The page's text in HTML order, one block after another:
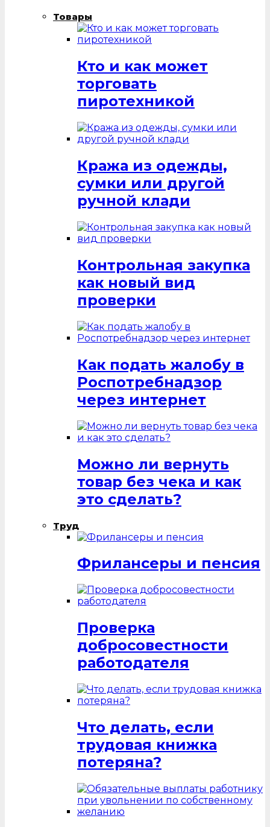
Товары
Кто и как может
торговать
пиротехникой
Кража из одежды,
сумки или другой
ручной клади
Контрольная закупка
как новый вид
проверки
Как подать жалобу в
Роспотребнадзор
через интернет
Можно ли вернуть
товар без чека и как
это сделать?
Труд
Фрилансеры и пенсия
Проверка
добросовестности
работодателя
Что делать, если
трудовая книжка
потеряна?